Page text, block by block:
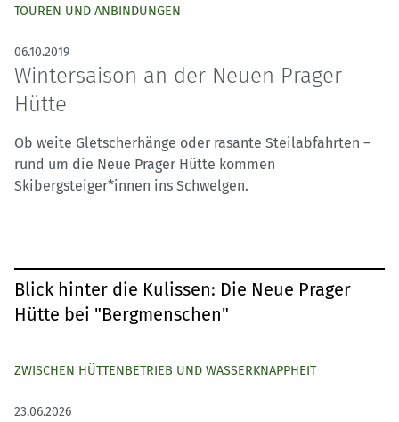
TOUREN UND ANBINDUNGEN
06.10.2019
Wintersaison an der Neuen Prager
Hütte
Ob weite Gletscherhänge oder rasante Steilabfahrten –
rund um die Neue Prager Hütte kommen
Skibergsteiger*innen ins Schwelgen.
Blick hinter die Kulissen: Die Neue Prager
Hütte bei "Bergmenschen"
ZWISCHEN HÜTTENBETRIEB UND WASSERKNAPPHEIT
23.06.2026